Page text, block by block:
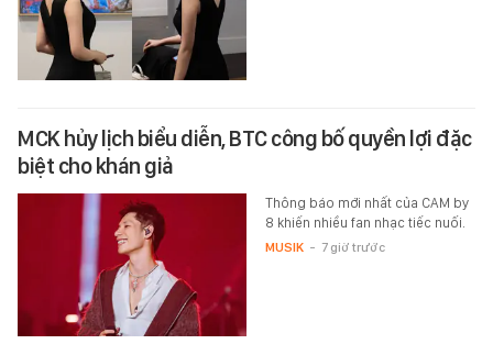
MCK hủy lịch biểu diễn, BTC công bố quyền lợi đặc
biệt cho khán giả
Thông báo mới nhất của CAM by
8 khiến nhiều fan nhạc tiếc nuối.
MUSIK - 7 giờ trước